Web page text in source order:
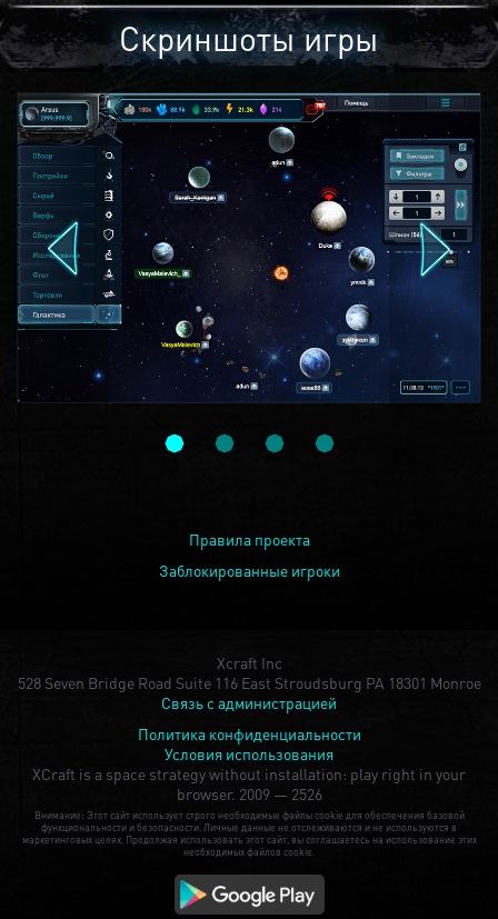
Скриншоты игры
Правила проекта
Заблокированные игроки
Xcraft Inc
528 Seven Bridge Road Suite 116 East Stroudsburg PA 18301 Monroe
Связь с администрацией
Политика конфиденциальности
Условия использования
XCraft is a space strategy without installation: play right in your
browser. 2009 — 2526
Внимание: Этот сайт использует строго необходимые файлы cookie для обеспечения базовой
функциональности и безопасности. Личные данные не отслеживаются и не используются в
маркетинговых целях. Продолжая использовать этот сайт, вы соглашаетесь на использование этих
необходимых файлов cookie.